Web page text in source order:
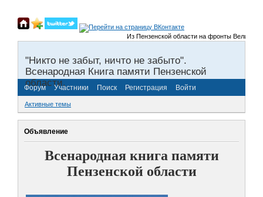
Из Пензенской области на фронты Великой
"Никто не забыт, ничто не забыто".
Всенародная Книга памяти Пензенской
области.
Форум Участники Поиск Регистрация Войти
Активные темы
Объявление
Всенародная книга памяти
Пензенской области